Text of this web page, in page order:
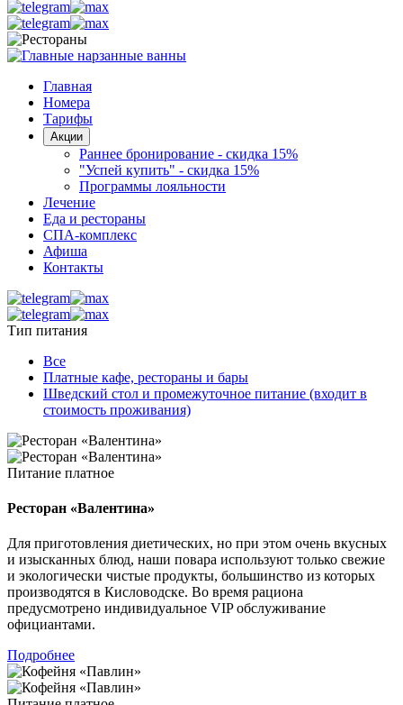
Главная
Номера
Тарифы
Акции
Раннее бронирование - скидка 15%
"Успей купить" - скидка 15%
Программы лояльности
Лечение
Еда и рестораны
СПА-комплекс
Афиша
Контакты
Тип питания
Все
Платные кафе, рестораны и бары
Шведский стол и промежуточное питание (входит в
стоимость проживания)
Питание платное
Ресторан «Валентина»
Для приготовления диетических, но при этом очень вкусных
и изысканных блюд, наши повара используют только свежие
и экологически чистые продукты, большинство из которых
производятся в Кисловодске. Во время рациона
предусмотрено индивидуальное VIP обслуживание
официантами.
Подробнее